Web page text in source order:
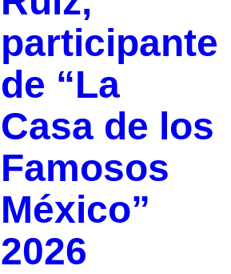
participante
de “La
Casa de los
Famosos
México”
2026